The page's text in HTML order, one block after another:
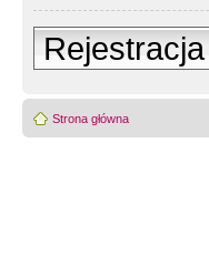
Rejestracja
Strona główna